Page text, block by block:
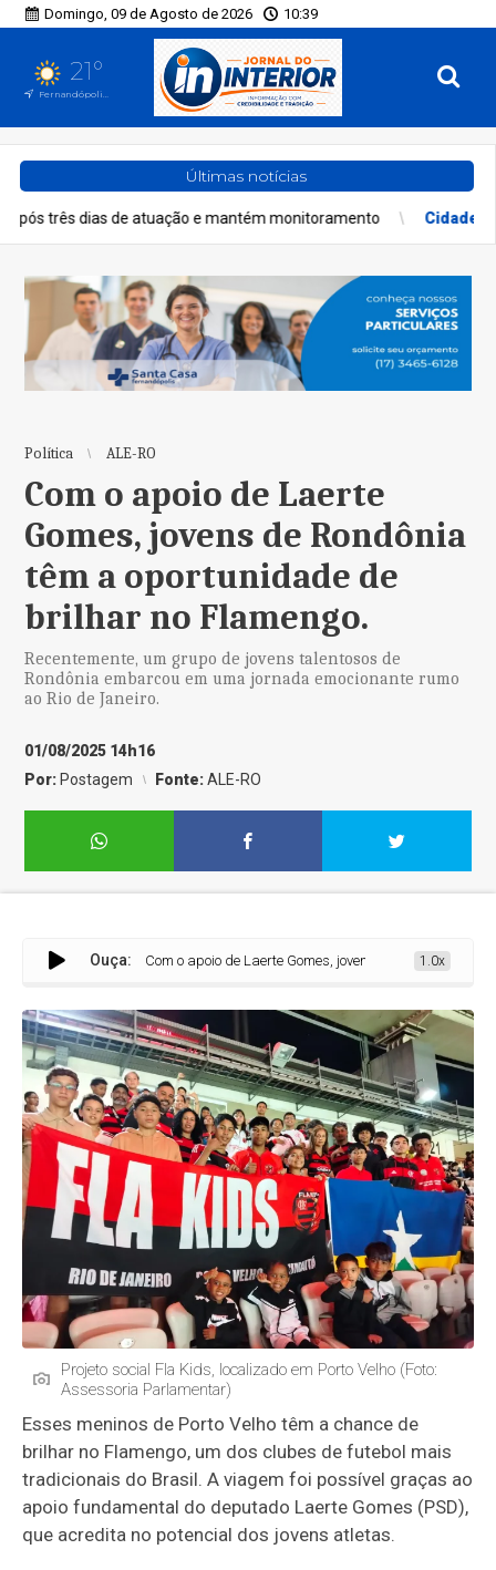
Domingo, 09 de Agosto de 2026 10:39
21°
Fernandópolis, SP
Últimas notícias
atuação e mantém monitoramento Cidades Domingo tem
Política ALE-RO
Com o apoio de Laerte
Gomes, jovens de Rondônia
têm a oportunidade de
brilhar no Flamengo.
Recentemente, um grupo de jovens talentosos de
Rondônia embarcou em uma jornada emocionante rumo
ao Rio de Janeiro.
01/08/2025 14h16
Por: Postagem Fonte:ALE-RO
Ouça:
Com o apoio de Laerte Gomes, jovens de Rondônia têm a
1.0x
Projeto social Fla Kids, localizado em Porto Velho (Foto:
Assessoria Parlamentar)
Esses meninos de Porto Velho têm a chance de
brilhar no Flamengo, um dos clubes de futebol mais
tradicionais do Brasil. A viagem foi possível graças ao
apoio fundamental do deputado Laerte Gomes (PSD),
que acredita no potencial dos jovens atletas.